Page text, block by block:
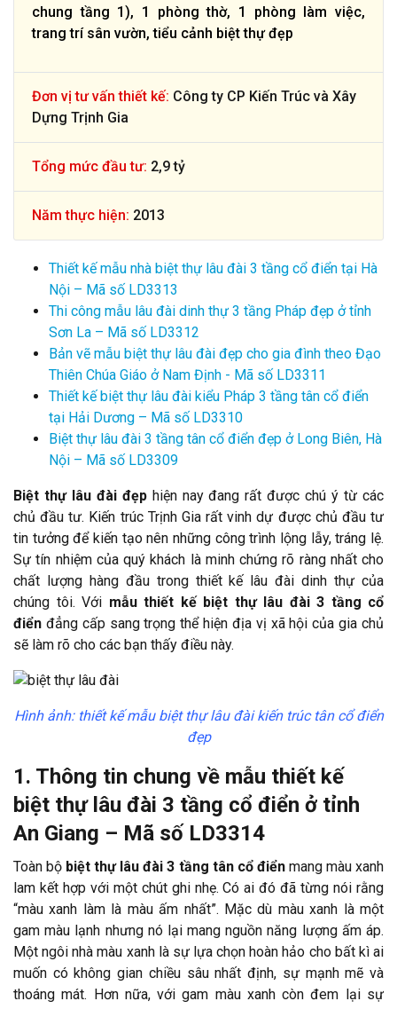
chung tầng 1), 1 phòng thờ, 1 phòng làm việc,
trang trí sân vườn, tiểu cảnh biệt thự đẹp
Đơn vị tư vấn thiết kế: Công ty CP Kiến Trúc và Xây
Dựng Trịnh Gia
Tổng mức đầu tư: 2,9 tỷ
Năm thực hiện: 2013
Thiết kế mẫu nhà biệt thự lâu đài 3 tầng cổ điển tại Hà
Nội – Mã số LD3313
Thi công mẫu lâu đài dinh thự 3 tầng Pháp đẹp ở tỉnh
Sơn La – Mã số LD3312
Bản vẽ mẫu biệt thự lâu đài đẹp cho gia đình theo Đạo
Thiên Chúa Giáo ở Nam Định - Mã số LD3311
Thiết kế biệt thự lâu đài kiểu Pháp 3 tầng tân cổ điển
tại Hải Dương – Mã số LD3310
Biệt thự lâu đài 3 tầng tân cổ điển đẹp ở Long Biên, Hà
Nội – Mã số LD3309
Biệt thự lâu đài đẹphiện nay đang rất được chú ý từ các
chủ đầu tư. Kiến trúc Trịnh Gia rất vinh dự được chủ đầu tư
tin tưởng để kiến tạo nên những công trình lộng lẫy, tráng lệ.
Sự tín nhiệm của quý khách là minh chứng rõ ràng nhất cho
chất lượng hàng đầu trong thiết kế lâu đài dinh thự của
chúng tôi. Với mẫu thiết kế biệt thự lâu đài 3 tầng cổ
điển đẳng cấp sang trọng thể hiện địa vị xã hội của gia chủ
sẽ làm rõ cho các bạn thấy điều này.
Hình ảnh: thiết kế mẫu biệt thự lâu đài kiến trúc tân cổ điển
đẹp
1. Thông tin chung về mẫu thiết kế
biệt thự lâu đài 3 tầng cổ điển ở tỉnh
An Giang – Mã số LD3314
Toàn bộ biệt thự lâu đài 3 tầng tân cổ điểnmang màu xanh
lam kết hợp với một chút ghi nhẹ. Có ai đó đã từng nói rằng
“màu xanh làm là màu ấm nhất”. Mặc dù màu xanh là một
gam màu lạnh nhưng nó lại mang nguồn năng lượng ấm áp.
Một ngôi nhà màu xanh là sự lựa chọn hoàn hảo cho bất kì ai
muốn có không gian chiều sâu nhất định, sự mạnh mẽ và
thoáng mát. Hơn nữa, với gam màu xanh còn đem lại sự